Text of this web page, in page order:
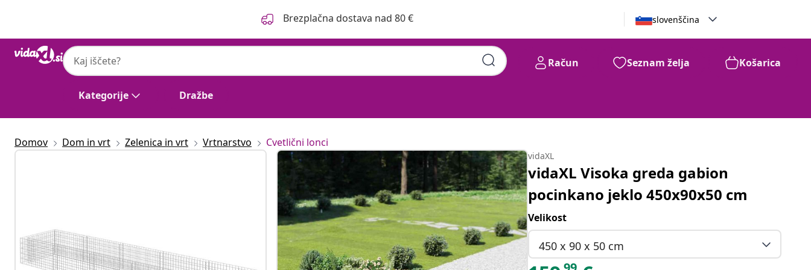
Brezplačna dostava nad 80 € slovenščina
Kategorije Dražbe
Račun Seznam želja Košarica
Domov Dom in vrt Zelenica in vrt Vrtnarstvo Cvetlični lonci
vidaXL
vidaXL Visoka greda gabion
pocinkano jeklo 450x90x50 cm
Velikost
450 x 90 x 50 cm